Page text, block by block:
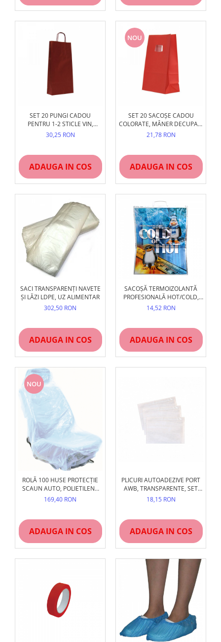
SET 20 PUNGI CADOU
PENTRU 1-2 STICLE VIN,
18X8X38 CM
30,25 RON
ADAUGA IN COS
NOU
SET 20 SACOȘE CADOU
COLORATE, MÂNER DECUPAT,
MIX CULORI
21,78 RON
ADAUGA IN COS
SACI TRANSPARENȚI NAVETE
ȘI LĂZI LDPE, UZ ALIMENTAR
302,50 RON
ADAUGA IN COS
SACOȘĂ TERMOIZOLANTĂ
PROFESIONALĂ HOT/COLD,
REUTILIZABILĂ, ÎNCHIDERE
FERMĂ
14,52 RON
ADAUGA IN COS
NOU
ROLĂ 100 HUSE PROTECȚIE
SCAUN AUTO, POLIETILENĂ
(LDPE), MĂRIME UNIVERSALĂ,
UZ PROFESIONAL SERVICE
169,40 RON
ADAUGA IN COS
PLICURI AUTOADEZIVE PORT
AWB, TRANSPARENTE, SET
100/250/500/1000 BUC
18,15 RON
ADAUGA IN COS